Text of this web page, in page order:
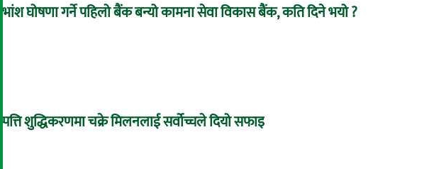
लाभांश घोषणा गर्ने पहिलो बैंक बन्यो कामना सेवा विकास बैंक, कति दिने भयो ?
सम्पत्ति शुद्धिकरणमा चक्रे मिलनलाई सर्वोच्चले दियो सफाइ